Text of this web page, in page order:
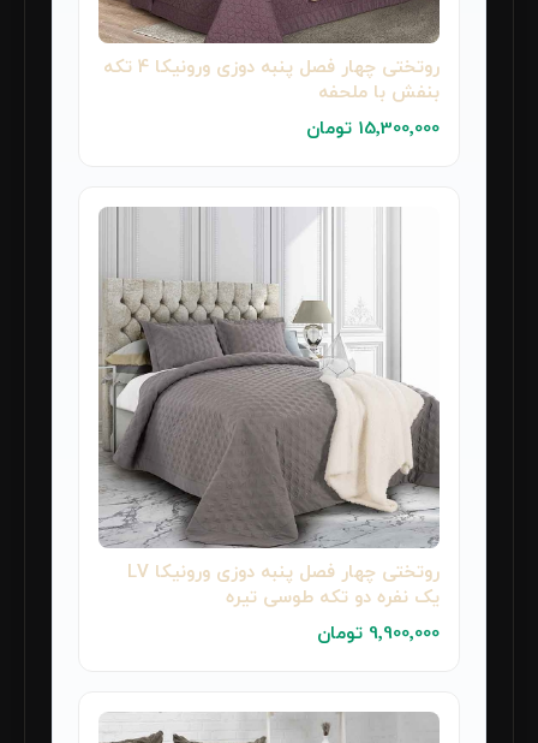
روتختی چهار فصل پنبه دوزی ورونیکا 4 تکه
بنفش با ملحفه
15٬300٬000 تومان
روتختی چهار فصل پنبه دوزی ورونیکا LV
یک نفره دو تکه طوسی تیره
9٬900٬000 تومان